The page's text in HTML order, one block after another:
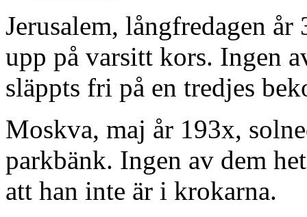
Jerusalem, långfredagen
upp på varsitt kors. Ingen
släppts fri på en tredjes
Moskva, maj år 193x,
parkbänk. Ingen av dem
att han inte är i krokarna.